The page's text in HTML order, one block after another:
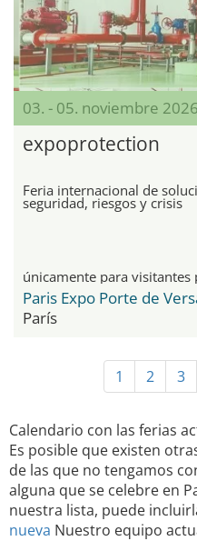
03. - 05. noviembre 2026
expoprotection
Feria internacional de
seguridad, riesgos y crisis
únicamente para visitantes
Paris Expo Porte de
París
1 2 3
Calendario con las ferias
Es posible que existen
de las que no tengamos
alguna que se celebre en
nuestra lista, puede
nueva Nuestro equipo